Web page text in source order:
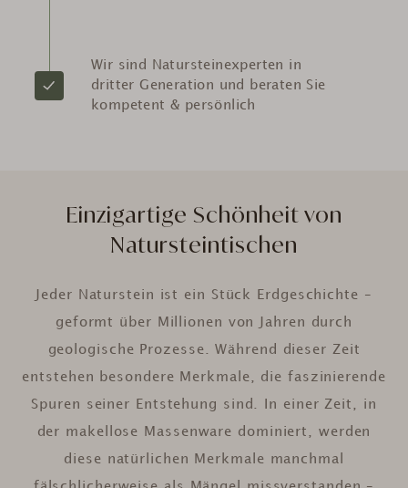
Wir sind Natursteinexperten in
dritter Generation und beraten Sie
kompetent & persönlich
Einzigartige Schönheit von
Natursteintischen
Jeder Naturstein ist ein Stück Erdgeschichte –
geformt über Millionen von Jahren durch
geologische Prozesse. Während dieser Zeit
entstehen besondere Merkmale, die faszinierende
Spuren seiner Entstehung sind. In einer Zeit, in
der makellose Massenware dominiert, werden
diese natürlichen Merkmale manchmal